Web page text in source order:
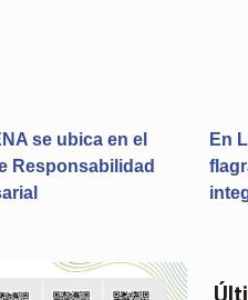
se ubica en el
Responsabilidad
En